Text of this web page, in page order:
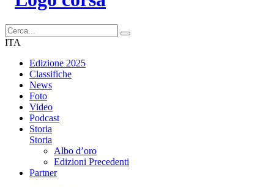
ITA
Edizione 2025
Classifiche
News
Foto
Video
Podcast
Storia
Storia
Albo d’oro
Edizioni Precedenti
Partner